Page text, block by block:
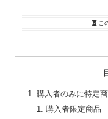
こ
購入者のみに特定
購入者限定商品